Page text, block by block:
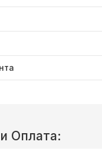
Оплата: